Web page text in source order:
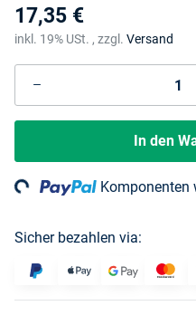
17,35 €
inkl. 19% USt. , zzgl. Versand
In den
Komponenten
Sicher bezahlen via: